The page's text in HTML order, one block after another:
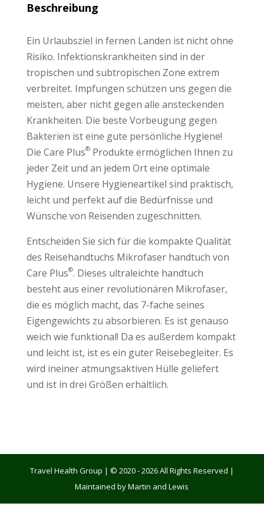
Beschreibung
Ein Urlaubsziel in fernen Landen ist nicht ohne
Risiko. Infektionskrankheiten sind in der
tropischen und subtropischen Zone extrem
verbreitet. Impfungen schützen uns gegen die
meisten, aber nicht gegen alle ansteckenden
Krankheiten. Die beste Vorbeugung gegen
Bakterien ist eine gute persönliche Hygiene!
Die Care Plus®Produkte ermöglichen Ihnen zu
jeder Zeit und an jedem Ort eine optimale
Hygiene. Unsere Hygieneartikel sind praktisch,
leicht und perfekt auf die Bedürfnisse und
Wünsche von Reisenden zugeschnitten.
Entscheiden Sie sich für die kompakte Qualität
des Reisehandtuchs Mikrofaser handtuch von
Care Plus®. Dieses ultraleichte handtuch
besteht aus einer revolutionären Mikrofaser,
die es möglich macht, das 7-fache seines
Eigengewichts zu absorbieren. Es ist genauso
weich wie funktional! Da es außerdem kompakt
und leicht ist, ist es ein guter Reisebegleiter. Es
wird ineiner atmungsaktiven Hülle geliefert
und ist in drei Größen erhältlich.
Travel Health Group | © 2020 - 2026 All Rights Reserved |
Maintained by Martin and Lewis